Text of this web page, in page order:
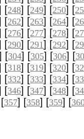
[248] [249] [250] [
[262] [263] [264] [
[276] [277] [278] [
[290] [291] [292] [
[304] [305] [306] [
[318] [319] [320] [
[332] [333] [334] [
[346] [347] [348] [
[357] [358] [359] [